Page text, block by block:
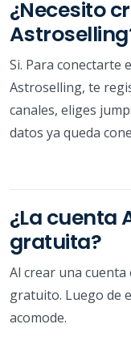
¿Necesito
Si. Para conectarte
Astroselling, te
canales, eliges
datos ya queda
¿La cuenta
gratuita?
Al crear una
gratuito. Luego de
acomode.